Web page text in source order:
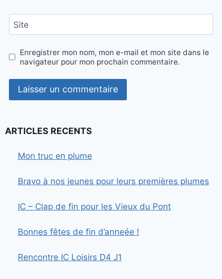
Site
Enregistrer mon nom, mon e-mail et mon site dans le
navigateur pour mon prochain commentaire.
ARTICLES RECENTS
Mon truc en plume
Bravo à nos jeunes pour leurs premières plumes
IC – Clap de fin pour les Vieux du Pont
Bonnes fêtes de fin d’anneée !
Rencontre IC Loisirs D4 J1